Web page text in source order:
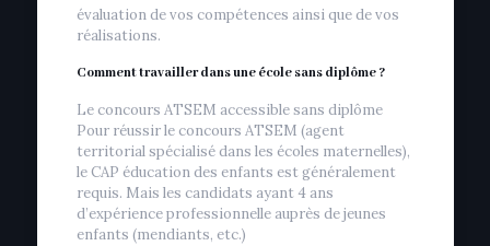
évaluation de vos compétences ainsi que de vos
réalisations.
Comment travailler dans une école sans diplôme ?
Le concours ATSEM accessible sans diplôme
Pour réussir le concours ATSEM (agent
territorial spécialisé dans les écoles maternelles),
le CAP éducation des enfants est généralement
requis. Mais les candidats ayant 4 ans
d’expérience professionnelle auprès de jeunes
enfants (mendiants, etc.)